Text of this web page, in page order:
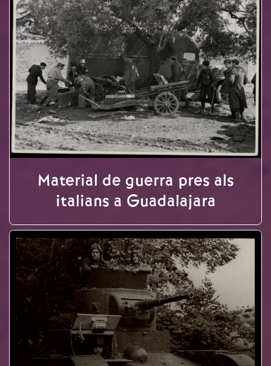
Material de guerra pres als
italians a Guadalajara